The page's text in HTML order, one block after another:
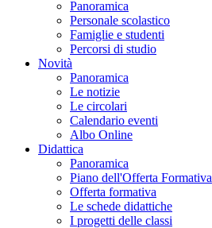
Panoramica
Personale scolastico
Famiglie e studenti
Percorsi di studio
Novità
Panoramica
Le notizie
Le circolari
Calendario eventi
Albo Online
Didattica
Panoramica
Piano dell'Offerta Formativa
Offerta formativa
Le schede didattiche
I progetti delle classi